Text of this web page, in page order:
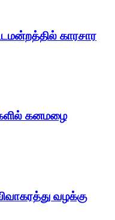
காரசார
கனமழை
வழக்கு